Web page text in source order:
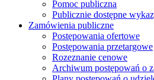
Pomoc publiczna
Publicznie dostępne
Zamówienia publiczne
Postępowania ofertowe
Postępowania przetargowe
Rozeznanie cenowe
Archiwum postępowań o